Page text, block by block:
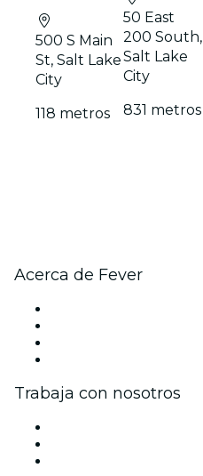
500 S Main
St, Salt Lake
City
118 metros
50 East
200 South,
Salt Lake
City
831 metros
Acerca de Fever
Trabaja con nosotros